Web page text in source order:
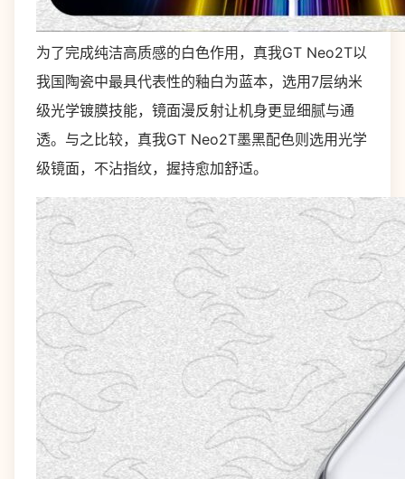
为了完成纯洁高质感的白色作用，真我GT Neo2T以
我国陶瓷中最具代表性的釉白为蓝本，选用7层纳米
级光学镀膜技能，镜面漫反射让机身更显细腻与通
透。与之比较，真我GT Neo2T墨黑配色则选用光学
级镜面，不沾指纹，握持愈加舒适。